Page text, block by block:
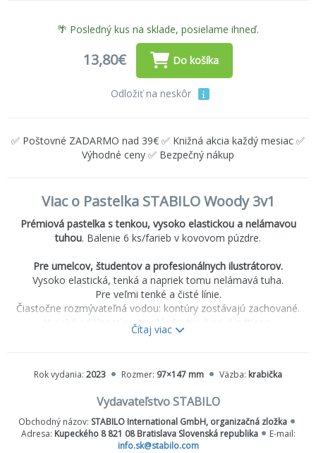
🌴 Posledný kus na sklade, posielame ihneď.
13,80€ Do košíka
Odložiť na neskôr
✅ Poštovné ZADARMO nad 39€ ✅ Knižná akcia každý mesiac ✅
Výhodné ceny ✅ Bezpečný nákup
Viac o Pastelka STABILO Woody 3v1
Prémiová pastelka s tenkou, vysoko elastickou a nelámavou
tuhou. Balenie 6 ks/farieb v kovovom púzdre.
Pre umelcov, študentov a profesionálnych ilustrátorov.
Vysoko elastická, tenká a napriek tomu nelámavá tuha.
Pre veľmi tenké a čisté línie.
Čiastočne rozmývateľná vodou: kontúry zostávajú zachované.
Vysoká odolnosť proti vyblednutiu, žiarivé odtiene.
Počet hviezdičiek na každej farbičke označuje odolnosť proti
To najlepšie na precíznu tvorbu v profesionálnych podmienkach.
Čítaj viac
Rok vydania: 2023 Rozmer: 97×147 mm Väzba: krabička
Vydavateľstvo STABILO
Obchodný názov: STABILO International GmbH, organizačná zložka
Adresa: Kupeckého 8 821 08 Bratislava Slovenská republika
E-mail:
info.sk@stabilo.com